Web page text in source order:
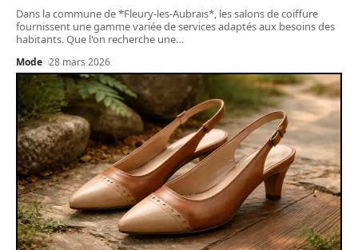
Dans la commune de *Fleury-les-Aubrais*, les salons de coiffure
fournissent une gamme variée de services adaptés aux besoins des
habitants. Que l'on recherche une…
Mode 28 mars 2026